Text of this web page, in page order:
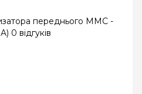
переднього MMC -
0 відгуків